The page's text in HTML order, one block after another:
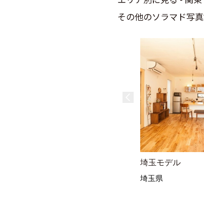
その他のソラマド写
埼玉モデル
埼玉県